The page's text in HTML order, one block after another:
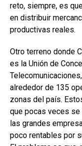
reto, siempre, es
en distribuir
productivas reales.
Otro terreno donde
es la Unión de
alrededor de 135
zonas del país.
que pocas veces se
las grandes
poco rentables por